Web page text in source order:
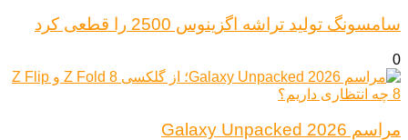
سامسونگ تولید تراشه اگزینوس 2500 را قطعی کرد
0
مراسم Galaxy Unpacked 2026